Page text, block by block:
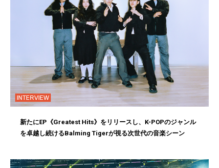
INTERVIEW
新たにEP《Greatest Hits》をリリースし、K-POPのジャンル
を卓越し続けるBalming Tigerが視る次世代の音楽シーン